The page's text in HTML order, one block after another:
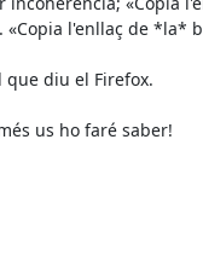
l'enllaç de *la*
que diu el Firefox.
us ho faré saber!